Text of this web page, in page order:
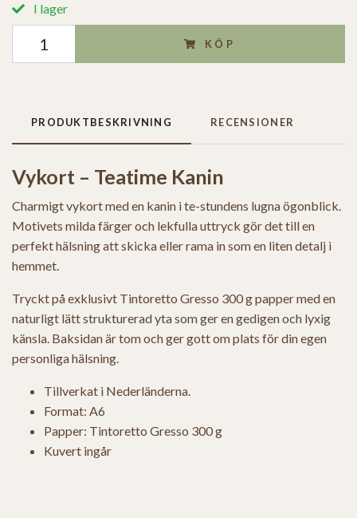
I lager
KÖP
PRODUKTBESKRIVNING RECENSIONER
Vykort – Teatime Kanin
Charmigt vykort med en kanin i te-stundens lugna ögonblick.
Motivets milda färger och lekfulla uttryck gör det till en
perfekt hälsning att skicka eller rama in som en liten detalj i
hemmet.
Tryckt på exklusivt Tintoretto Gresso 300 g papper med en
naturligt lätt strukturerad yta som ger en gedigen och lyxig
känsla. Baksidan är tom och ger gott om plats för din egen
personliga hälsning.
Tillverkat i Nederländerna.
Format: A6
Papper: Tintoretto Gresso 300 g
Kuvert ingår